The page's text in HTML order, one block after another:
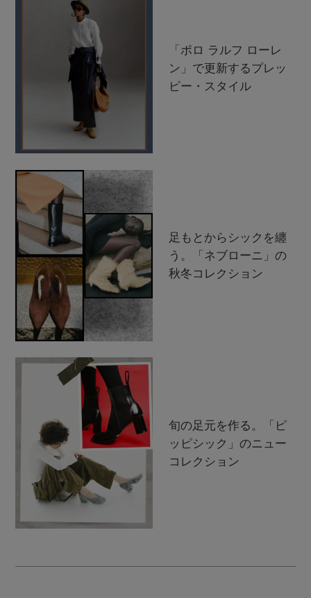
「ポロ ラルフ ローレ
ン」で更新するプレッ
ピー・スタイル
足もとからシックを纏
う。「ネブローニ」の
秋冬コレクション
旬の足元を作る。「ピ
ッピシック」のニュー
コレクション